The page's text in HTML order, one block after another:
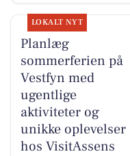
LOKALT NYT
Planlæg
sommerferien på
Vestfyn med
ugentlige
aktiviteter og
unikke oplevelser
hos VisitAssens